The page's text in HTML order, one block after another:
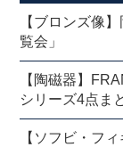
【ブロンズ像
覧会」
【陶磁器】
シリーズ4点ま
【ソフビ・フ